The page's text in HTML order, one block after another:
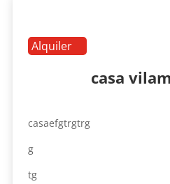
Alquiler
casa
casaefgtrgtrg
g
tg